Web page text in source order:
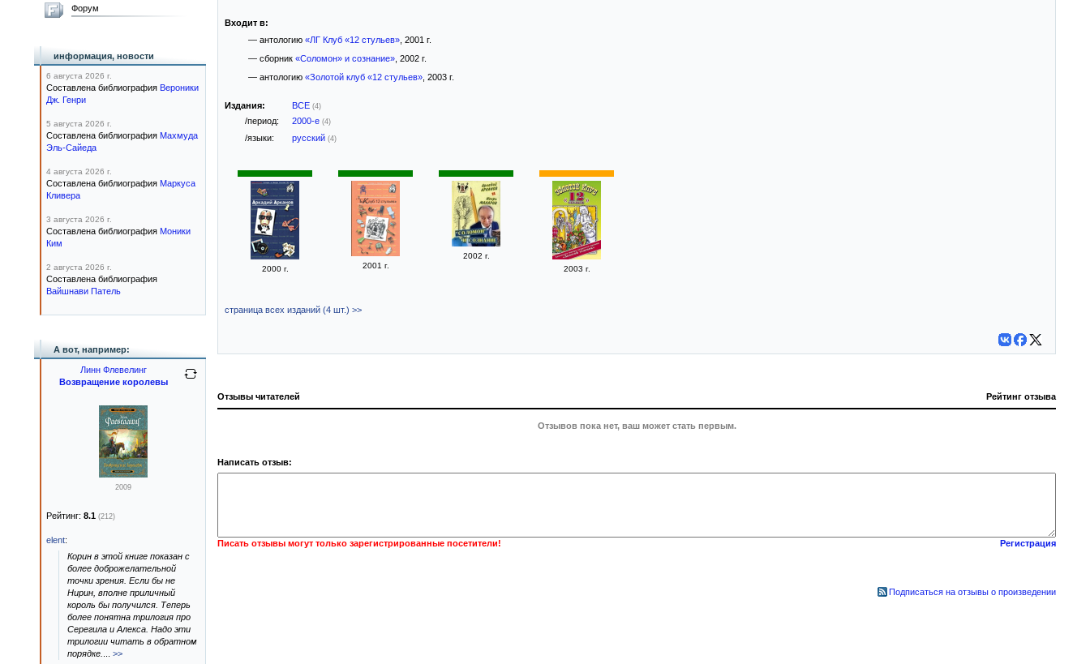
Входит в:
— антологию «ЛГ Клуб «12 стульев», 2001 г.
— сборник «Соломон» и сознание», 2002 г.
— антологию «Золотой клуб «12 стульев», 2003 г.
Издания: ВСЕ (4)
/период: 2000-е (4)
/языки: русский (4)
2000 г. 2001 г.
2002 г.
2003 г.
страница всех изданий (4 шт.) >>
Отзывы читателей Рейтинг отзыва
Отзывов пока нет, ваш может стать первым.
Написать отзыв:
Писать отзывы могут только зарегистрированные посетители! Регистрация
Подписаться на отзывы о произведении
Форум
информация, новости
6 августа 2026 г.
Составлена библиография Вероники
Дж. Генри
5 августа 2026 г.
Составлена библиография Махмуда
Эль-Сайеда
4 августа 2026 г.
Составлена библиография Маркуса
Кливера
3 августа 2026 г.
Составлена библиография Моники
Ким
2 августа 2026 г.
Составлена библиография
Вайшнави Патель
А вот, например:
Линн Флевелинг
Возвращение королевы
2009
Рейтинг: 8.1 (212)
elent:
Корин в этой книге показан с
более доброжелательной
точки зрения. Если бы не
Нирин, вполне приличный
король бы получился. Теперь
более понятна трилогия про
Серегила и Алекса. Надо эти
трилогии читать в обратном
порядке.
>>